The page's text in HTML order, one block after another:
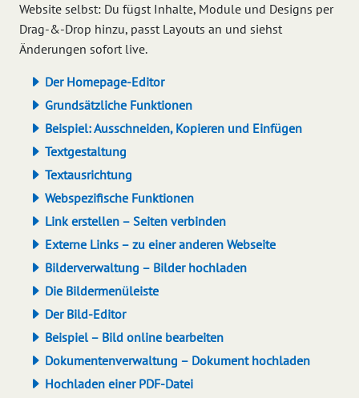
Website selbst: Du fügst Inhalte, Module und Designs per
Drag-&-Drop hinzu, passt Layouts an und siehst
Änderungen sofort live.
Der Homepage-Editor
Grundsätzliche Funktionen
Beispiel: Ausschneiden, Kopieren und Einfügen
Textgestaltung
Textausrichtung
Webspezifische Funktionen
Link erstellen – Seiten verbinden
Externe Links – zu einer anderen Webseite
Bilderverwaltung – Bilder hochladen
Die Bildermenüleiste
Der Bild-Editor
Beispiel – Bild online bearbeiten
Dokumentenverwaltung – Dokument hochladen
Hochladen einer PDF-Datei